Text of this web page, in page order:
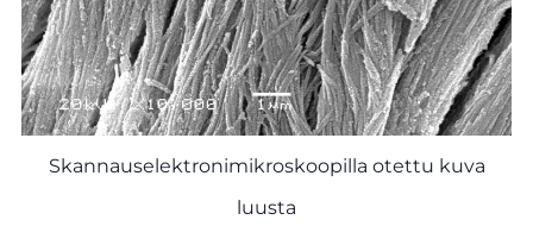
Skannauselektronimikroskoopilla otettu kuva
luusta